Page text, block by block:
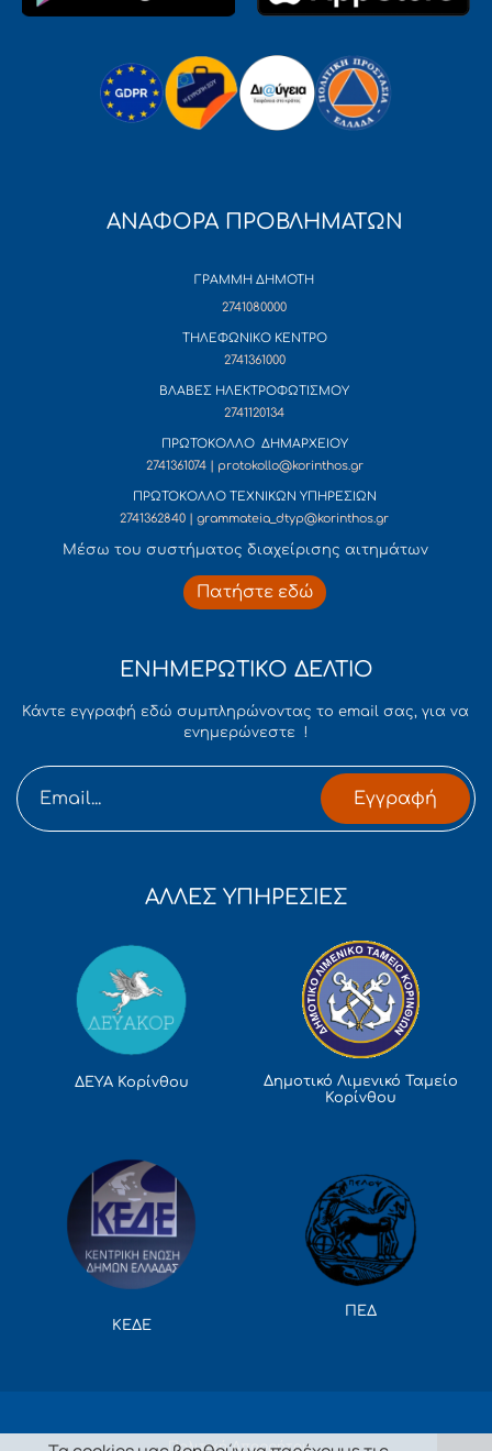
ΑΝΑΦΟΡΑ ΠΡΟΒΛΗΜΑΤΩΝ
ΓΡΑΜΜΗ ΔΗΜΟΤΗ
2741080000
ΤΗΛΕΦΩΝΙΚΟ ΚΕΝΤΡΟ
2741361000
ΒΛΑΒΕΣ ΗΛΕΚΤΡΟΦΩΤΙΣΜΟΥ
2741120134
ΠΡΩΤΟΚΟΛΛΟ ΔΗΜΑΡΧΕΙΟΥ
2741361074 | protokollo@korinthos.gr
ΠΡΩΤΟΚΟΛΛΟ ΤΕΧΝΙΚΩΝ ΥΠΗΡΕΣΙΩΝ
2741362840 | grammateia_dtyp@korinthos.gr
Mέσω του συστήματος διαχείρισης αιτημάτων
Πατήστε εδώ
ΕΝΗΜΕΡΩΤΙΚΟ ΔΕΛΤΙΟ
Κάντε εγγραφή εδώ συμπληρώνοντας το email σας, για να
ενημερώνεστε !
Εγγραφή
ΑΛΛΕΣ ΥΠΗΡΕΣΙΕΣ
ΔΕΥΑ Κορίνθου
Δημοτικό Λιμενικό Ταμείο
Κορίνθου
ΚΕΔΕ
ΠΕΔ
Πολιτική Απορρήτου